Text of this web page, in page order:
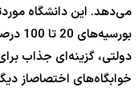
می‌دهد. این دانشگاه
دولتی، گزینه‌ای جذاب
خوابگاه‌های اختصاصاز